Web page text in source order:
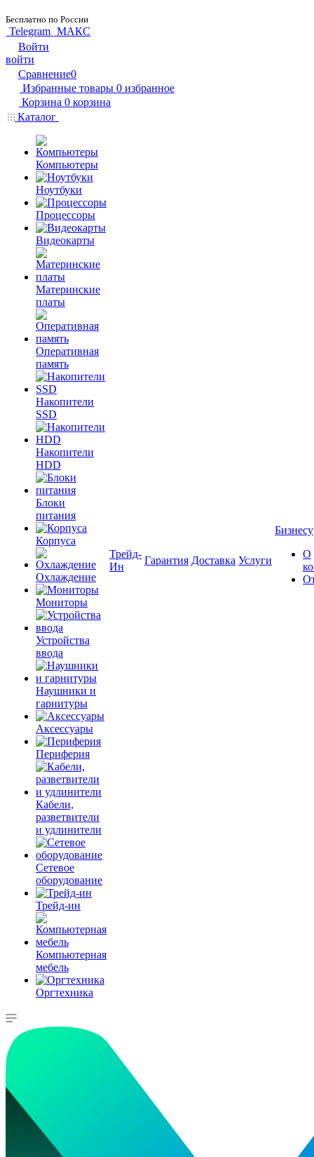
Бесплатно по России
Telegram МАКС
Войти
войти
Сравнение0
Избранные товары 0 избранное
Корзина 0 корзина
Каталог
Компьютеры
Ноутбуки
Процессоры
Видеокарты
Материнские
платы
Оперативная
память
Накопители
SSD
Накопители
HDD
Блоки
питания
Корпуса
Охлаждение
Мониторы
Устройства
ввода
Наушники и
гарнитуры
Аксессуары
Периферия
Кабели,
разветвители
и удлинители
Сетевое
оборудование
Трейд-ин
Компьютерная
мебель
Оргтехника
Трейд-
Ин
Гарантия Доставка Услуги
Бизнесу
О